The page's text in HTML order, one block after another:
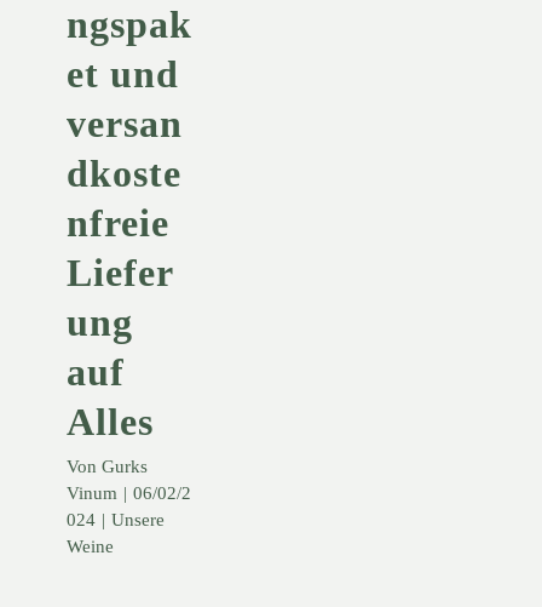
ngspak
et und
versan
dkoste
nfreie
Liefer
ung
auf
Alles
Von Gurks
Vinum | 06/02/2
024 | Unsere
Weine